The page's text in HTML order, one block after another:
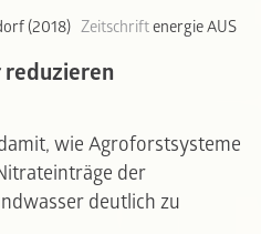
(2018) Zeitschriftenergie AUS
reduzieren
wie Agroforstsysteme
der
deutlich zu